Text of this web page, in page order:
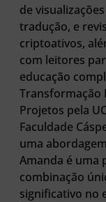
de
tradução, e
criptoativos,
com leitores
educação
Transformação
Projetos pela
Faculdade
uma
Amanda é uma
combinação
significativo no